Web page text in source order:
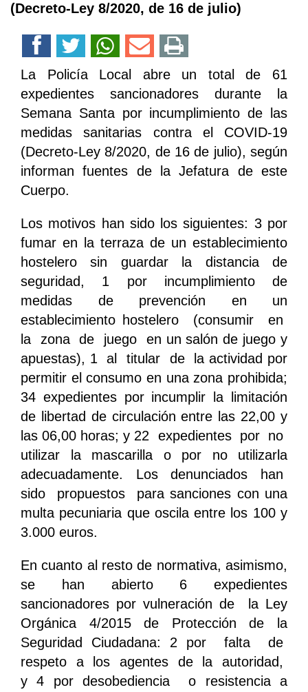
(Decreto-Ley 8/2020, de 16 de julio)
La Policía Local abre un total de 61
expedientes sancionadores durante la
Semana Santa por incumplimiento de las
medidas sanitarias contra el COVID-19
(Decreto-Ley 8/2020, de 16 de julio), según
informan fuentes de la Jefatura de este
Cuerpo.
Los motivos han sido los siguientes: 3 por
fumar en la terraza de un establecimiento
hostelero sin guardar la distancia de
seguridad, 1 por incumplimiento de
medidas de prevención en un
establecimiento hostelero (consumir en
la zona de juego en un salón de juego y
apuestas), 1 al titular de la actividad por
permitir el consumo en una zona prohibida;
34 expedientes por incumplir la limitación
de libertad de circulación entre las 22,00 y
las 06,00 horas; y 22 expedientes por no
utilizar la mascarilla o por no utilizarla
adecuadamente. Los denunciados han
sido propuestos para sanciones con una
multa pecuniaria que oscila entre los 100 y
3.000 euros.
En cuanto al resto de normativa, asimismo,
se han abierto 6 expedientes
sancionadores por vulneración de la Ley
Orgánica 4/2015 de Protección de la
Seguridad Ciudadana: 2 por falta de
respeto a los agentes de la autoridad,
y 4 por desobediencia o resistencia a